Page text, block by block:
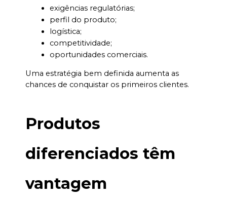
exigências regulatórias;
perfil do produto;
logística;
competitividade;
oportunidades comerciais.
Uma estratégia bem definida aumenta as
chances de conquistar os primeiros clientes.
Produtos
diferenciados têm
vantagem